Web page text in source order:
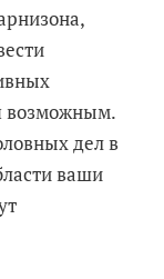
возможным.
дел в
ваши